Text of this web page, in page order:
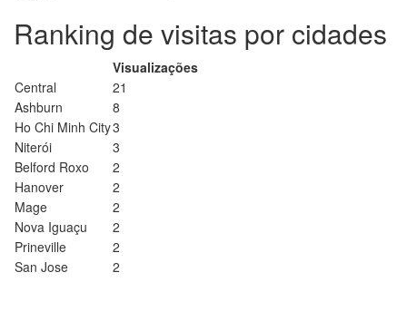
Ranking de visitas por cidades
Visualizações
Central
21
Ashburn
8
Ho Chi Minh City3
Niterói
3
Belford Roxo
2
Hanover
2
Mage
2
Nova Iguaçu
2
Prineville
2
San Jose
2